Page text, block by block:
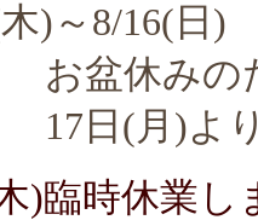
)～8/16(日)
のた
り通常
)臨時休業し